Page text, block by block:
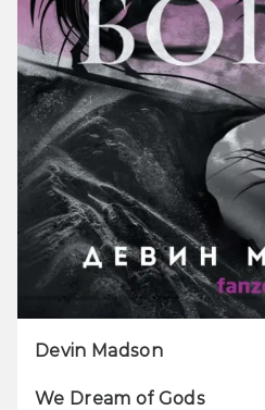
Devin Madson
We Dream of Gods